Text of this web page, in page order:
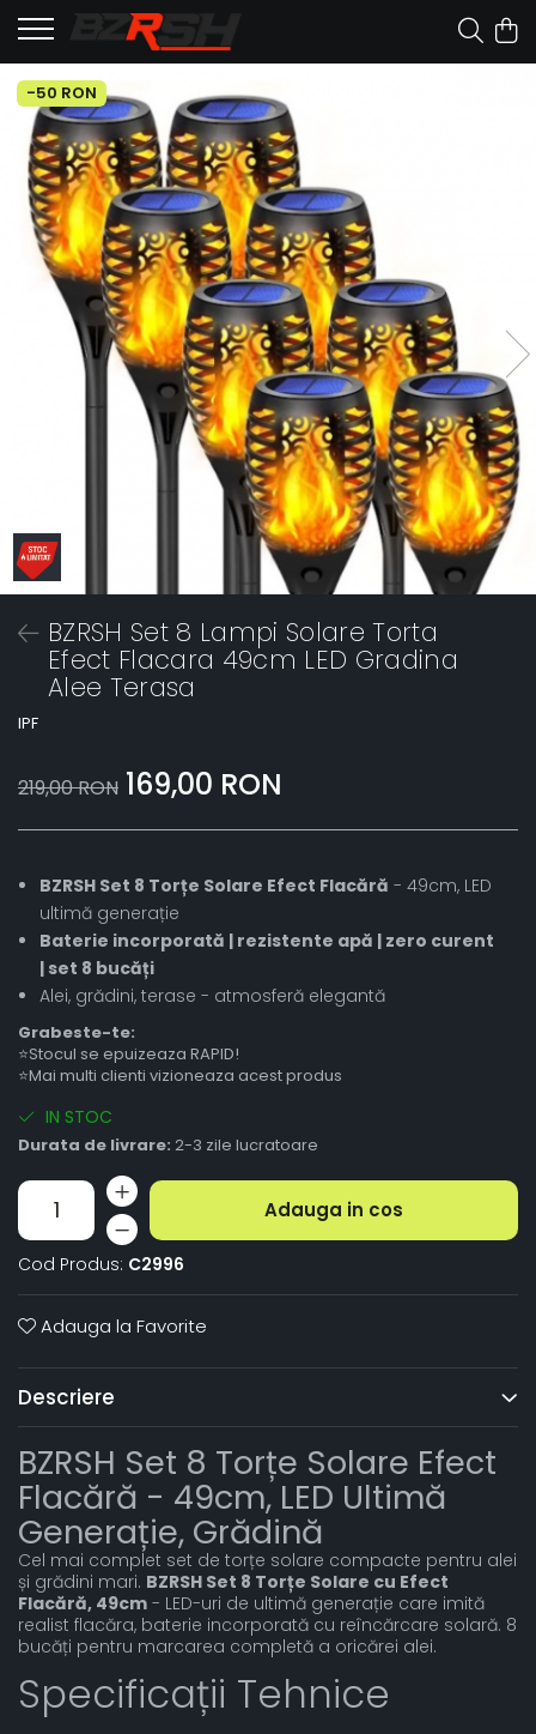
-50 RON
BZRSH Set 8 Lampi Solare Torta
Efect Flacara 49cm LED Gradina
Alee Terasa
IPF
219,00 RON 169,00 RON
BZRSH Set 8 Torțe Solare Efect Flacără - 49cm, LED
ultimă generație
Baterie incorporată | rezistente apă | zero curent
| set 8 bucăți
Alei, grădini, terase - atmosferă elegantă
Grabeste-te:
⭐Stocul se epuizeaza RAPID!
⭐Mai multi clienti vizioneaza acest produs
IN STOC
Durata de livrare: 2-3 zile lucratoare
Adauga in cos
Cod Produs: C2996
Adauga la Favorite
Descriere
BZRSH Set 8 Torțe Solare Efect
Flacără - 49cm, LED Ultimă
Generație, Grădină
Cel mai complet set de torțe solare compacte pentru alei
și grădini mari. BZRSH Set 8 Torțe Solare cu Efect
Flacără, 49cm - LED-uri de ultimă generație care imită
realist flacăra, baterie incorporată cu reîncărcare solară. 8
bucăți pentru marcarea completă a oricărei alei.
Specificații Tehnice